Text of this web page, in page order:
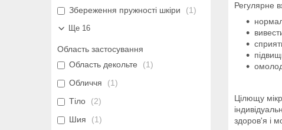
Регулярне
Цілющу
здоров'я і
Збереження пружності шкіри
1
Ще 16
Область застосування
Область декольте
1
Обличчя
1
Тіло
2
Шия
1